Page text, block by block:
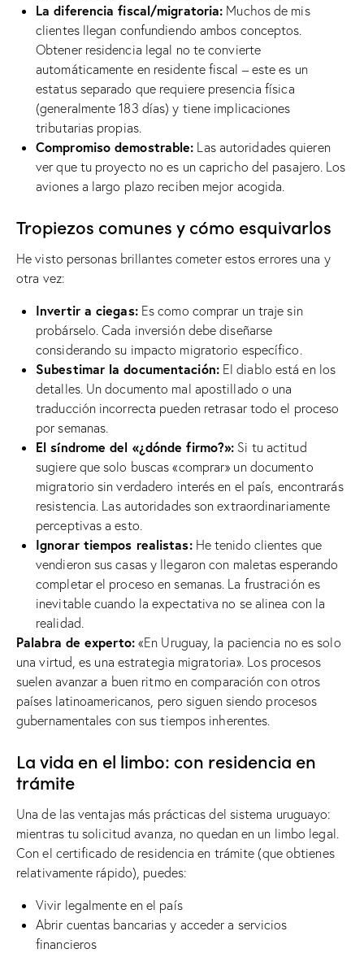
La diferencia fiscal/migratoria: Muchos de mis
clientes llegan confundiendo ambos conceptos.
Obtener residencia legal no te convierte
automáticamente en residente fiscal – este es un
estatus separado que requiere presencia física
(generalmente 183 días) y tiene implicaciones
tributarias propias.
Compromiso demostrable: Las autoridades quieren
ver que tu proyecto no es un capricho del pasajero. Los
aviones a largo plazo reciben mejor acogida.
Tropiezos comunes y cómo esquivarlos
He visto personas brillantes cometer estos errores una y
otra vez:
Invertir a ciegas:Es como comprar un traje sin
probárselo. Cada inversión debe diseñarse
considerando su impacto migratorio específico.
Subestimar la documentación:El diablo está en los
detalles. Un documento mal apostillado o una
traducción incorrecta pueden retrasar todo el proceso
por semanas.
El síndrome del «¿dónde firmo?»: Si tu actitud
sugiere que solo buscas «comprar» un documento
migratorio sin verdadero interés en el país, encontrarás
resistencia. Las autoridades son extraordinariamente
perceptivas a esto.
Ignorar tiempos realistas:He tenido clientes que
vendieron sus casas y llegaron con maletas esperando
completar el proceso en semanas. La frustración es
inevitable cuando la expectativa no se alinea con la
realidad.
Palabra de experto:«En Uruguay, la paciencia no es solo
una virtud, es una estrategia migratoria». Los procesos
suelen avanzar a buen ritmo en comparación con otros
países latinoamericanos, pero siguen siendo procesos
gubernamentales con sus tiempos inherentes.
La vida en el limbo: con residencia en
trámite
Una de las ventajas más prácticas del sistema uruguayo:
mientras tu solicitud avanza, no quedan en un limbo legal.
Con el certificado de residencia en trámite (que obtienes
relativamente rápido), puedes:
Vivir legalmente en el país
Abrir cuentas bancarias y acceder a servicios
financieros